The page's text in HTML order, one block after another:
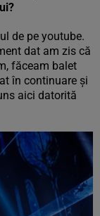
de pe youtube.
dat am zis că
făceam balet
în continuare și
aici datorită